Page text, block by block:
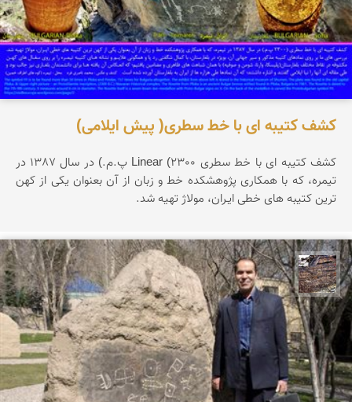
کشف کتیبه ای با خط سطری( پیش ایلامی)
کشف کتیبه ای با خط سطری Linear (2300 پ.م.) در سال 1387 در
تیمره، که با همکاری پژوهشکده خط و زبان از آن بعنوان یکی از کهن
ترین کتیبه های خطی ایـران، مولاژ تهیه شد.
محمد ناصری فرد